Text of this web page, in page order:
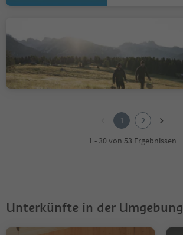
1
2
1 - 30 von 53 Ergebnissen
Unterkünfte in der Umgebung